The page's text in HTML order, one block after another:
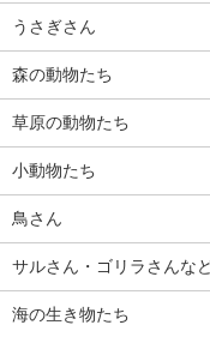
うさぎさん
森の動物たち
草原の動物たち
小動物たち
鳥さん
サルさん・ゴリラさんな
海の生き物たち